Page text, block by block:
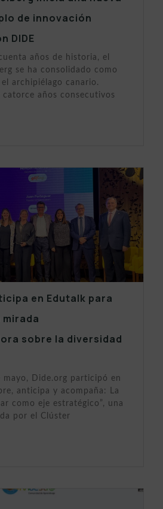
de innovación
DIDE
años de historia, el
se ha consolidado como
archipiélago canario.
catorce años consecutivos
en Edutalk para
mirada
sobre la diversidad
mayo, Dide.org participó en
anticipa y acompaña: La
como eje estratégico”, una
por el Clúster